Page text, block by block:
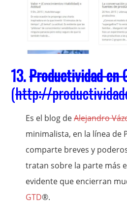
13.Productividad en
(http://
Es el blog deAlejandro
minimalista, en la línea de
comparte breves y
tratan sobre la parte más
evidente que encierran
GTD®.